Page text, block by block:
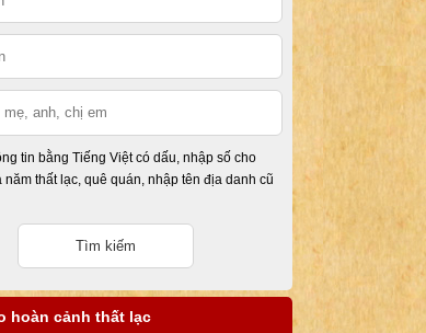
tin bằng Tiếng Việt có dấu, nhập số cho
năm thất lạc, quê quán, nhập tên địa danh cũ
hoàn cảnh thất lạc